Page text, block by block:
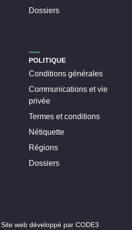
Dossiers
POLITIQUE
Conditions générales
Communications et vie
privée
Termes et conditions
Nétiquette
Régions
Dossiers
Site web développé par CODE3